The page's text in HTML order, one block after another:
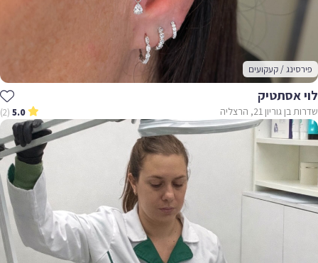
פירסינג / קעקועים
לוי אסתטיק
שדרות בן גוריון 21, הרצליה 5.0
(2)